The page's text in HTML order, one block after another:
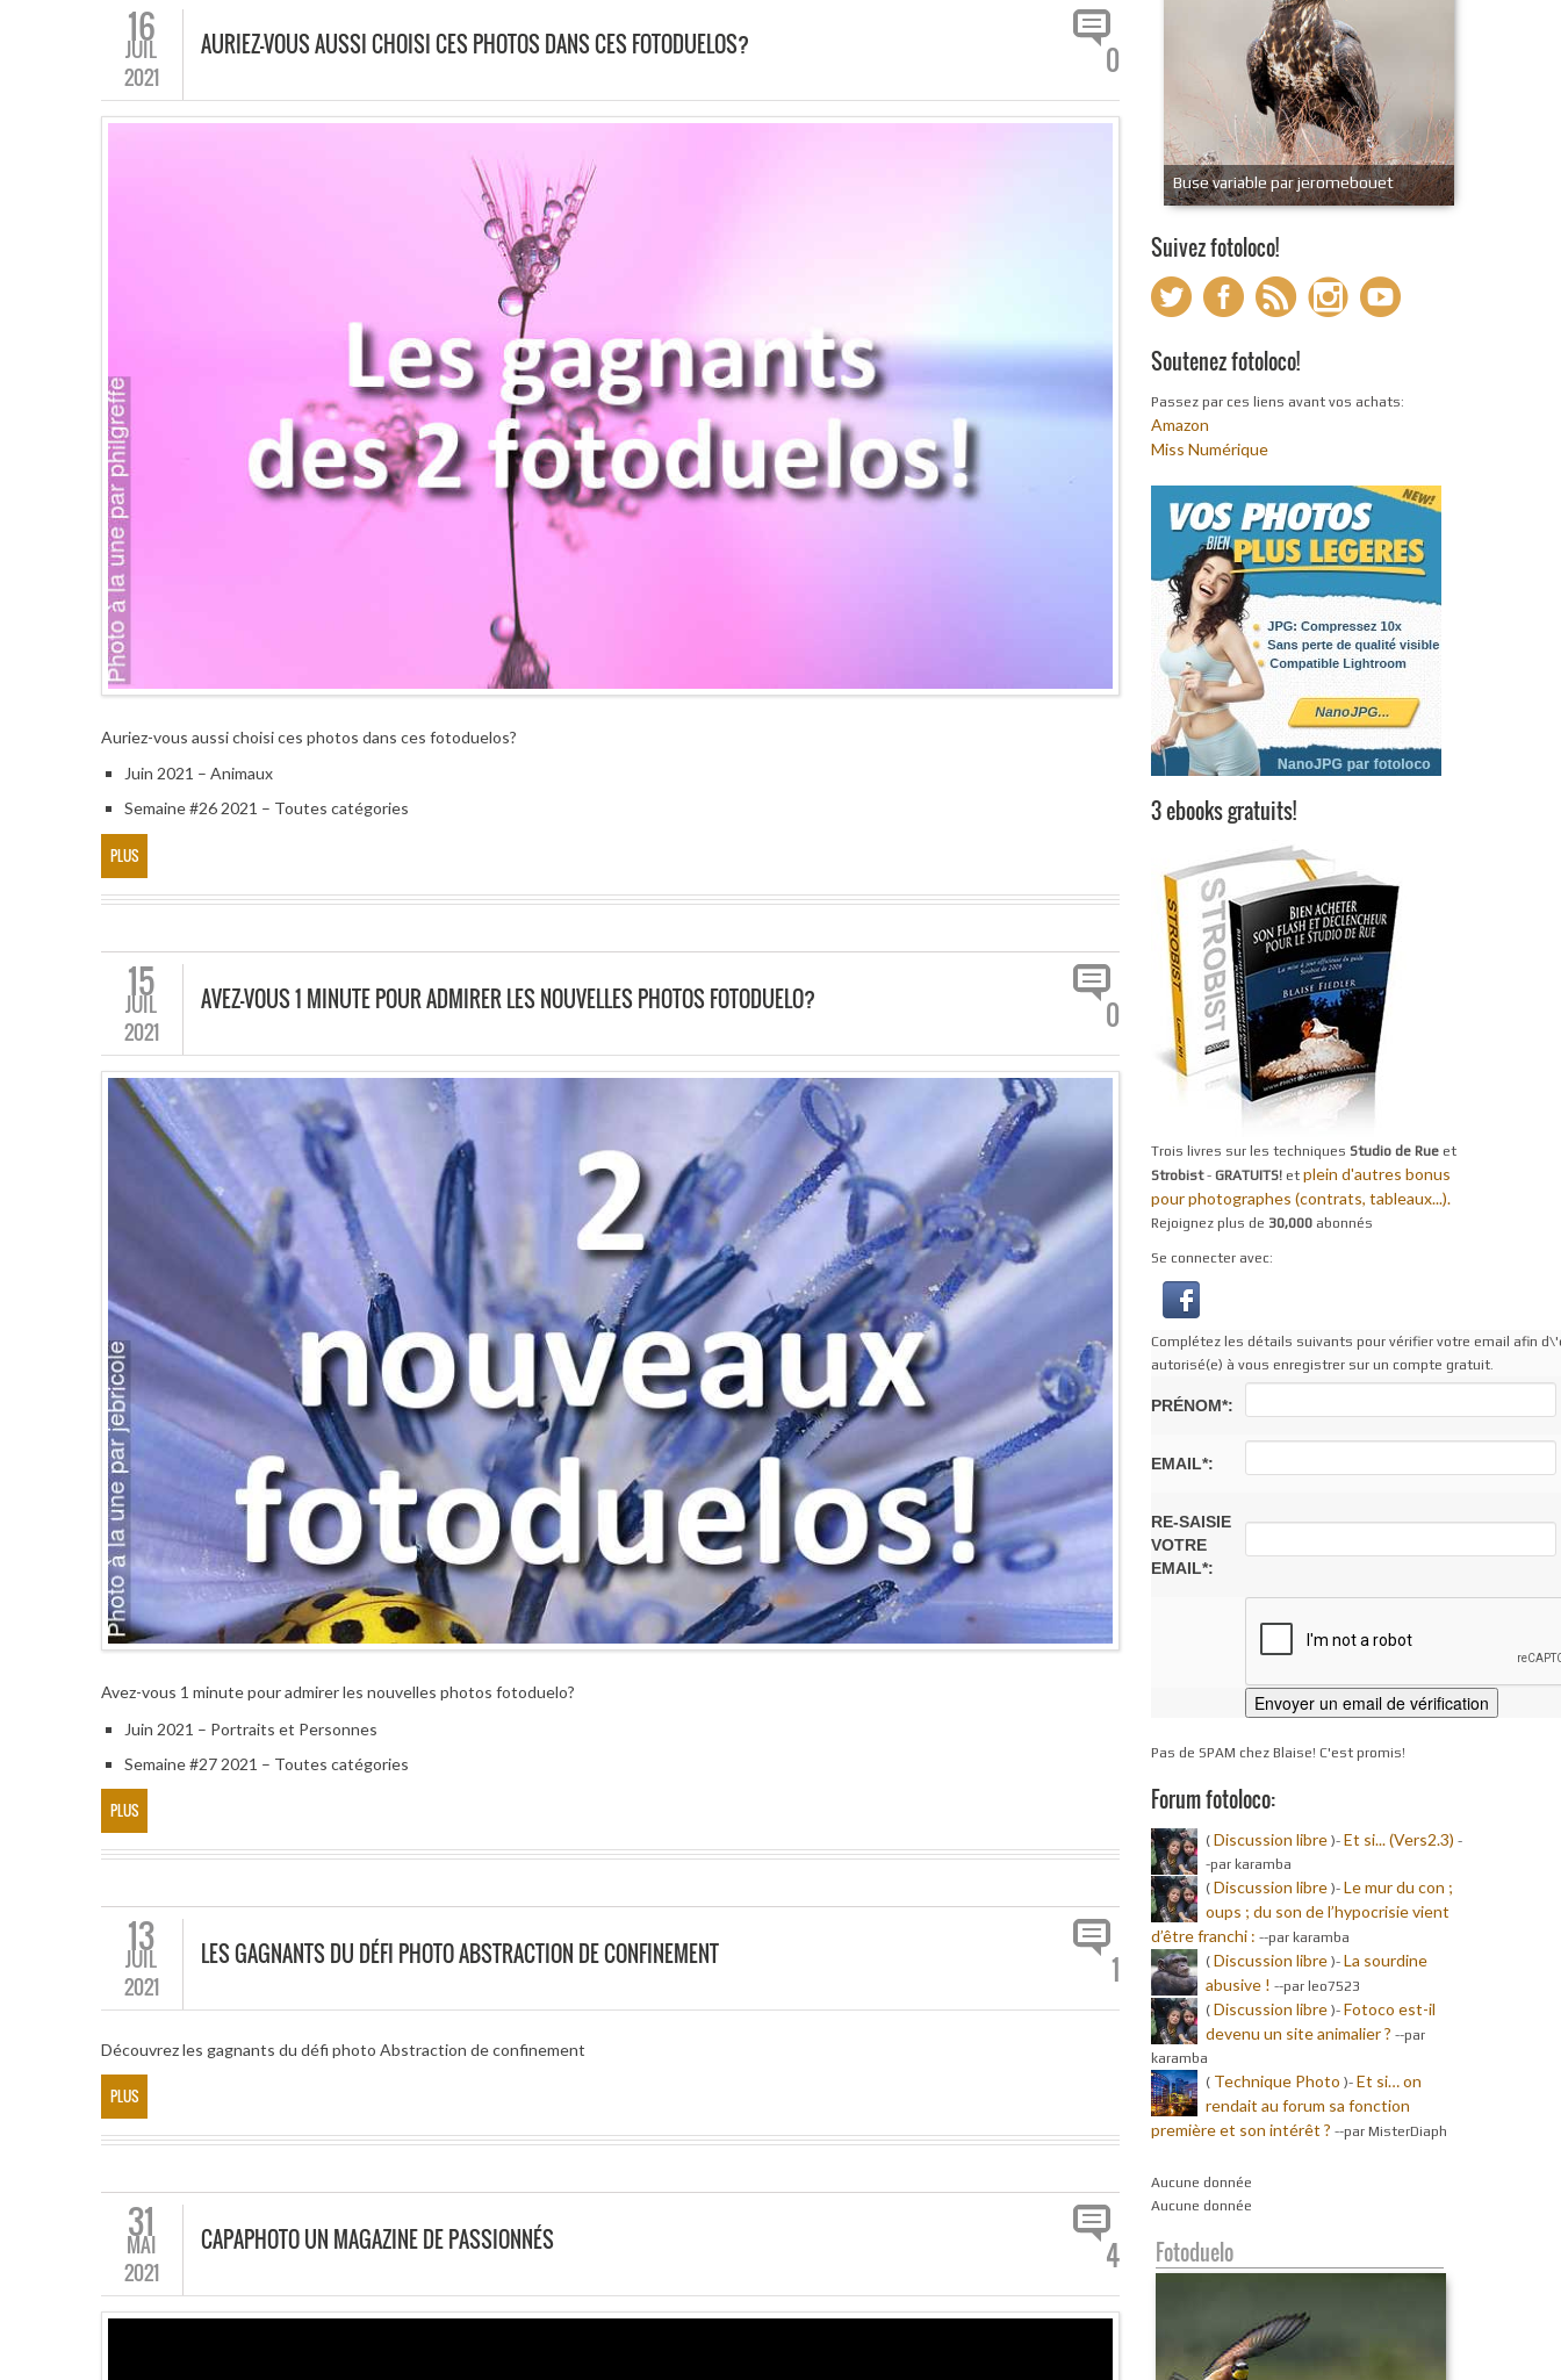
16
JUIL
2021
AURIEZ-VOUS AUSSI CHOISI CES PHOTOS DANS CES FOTODUELOS? 0
Auriez-vous aussi choisi ces photos dans ces fotoduelos?
Juin 2021 – Animaux
Semaine #26 2021 – Toutes catégories
PLUS
15
JUIL
2021
AVEZ-VOUS 1 MINUTE POUR ADMIRER LES NOUVELLES PHOTOS FOTODUELO? 0
Avez-vous 1 minute pour admirer les nouvelles photos fotoduelo?
Juin 2021 – Portraits et Personnes
Semaine #27 2021 – Toutes catégories
PLUS
13
JUIL
2021
LES GAGNANTS DU DÉFI PHOTO ABSTRACTION DE CONFINEMENT 1
Découvrez les gagnants du défi photo Abstraction de confinement
PLUS
31
MAI
2021
CAPAPHOTO UN MAGAZINE DE PASSIONNÉS 4
Buse variable par jeromebouet
Suivez fotoloco!
Soutenez fotoloco!
Passez par ces liens avant vos achats:
Amazon
Miss Numérique
3 ebooks gratuits!
Trois livres sur les techniques Studio de Rueet
Strobist- GRATUITS! et plein d'autres bonus
pour photographes (contrats, tableaux...).
Rejoignez plus de 30,000abonnés
Se connecter avec:
Complétez les détails suivants pour vérifier votre email afin
autorisé(e) à vous enregistrer sur un compte gratuit.
PRÉNOM*:
EMAIL*:
RE-SAISIE
VOTRE
EMAIL*:
Pas de SPAM chez Blaise! C'est promis!
Forum fotoloco:
( Discussion libre)- Et si... (Vers2.3) -
-par karamba
( Discussion libre)- Le mur du con ;
oups ; du son de l’hypocrisie vient
d’être franchi : --par karamba
( Discussion libre)- La sourdine
abusive ! --par leo7523
( Discussion libre)- Fotoco est-il
devenu un site animalier ? --par
karamba
( Technique Photo )- Et si… on
rendait au forum sa fonction
première et son intérêt ? --par MisterDiaph
Aucune donnée
Aucune donnée
Fotoduelo